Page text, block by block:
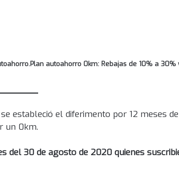
autoahorro 0km: Rebajas de 10% a
estableció el diferimento por 12 meses
un 0km.
del 30 de agosto de 2020 quienes